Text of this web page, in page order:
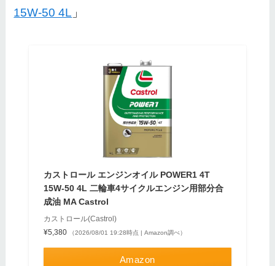
15W-50 4L 」
カストロール エンジンオイル POWER1 4T
15W-50 4L 二輪車4サイクルエンジン用部分合
成油 MA Castrol
カストロール(Castrol)
¥5,380
（2026/08/01 19:28時点 | Amazon調べ）
Amazon